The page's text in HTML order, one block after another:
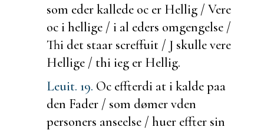
som eder kallede oc er Hellig / Vere
oc i hellige / i al eders omgengelse /
Thi det staar screffuit / J skulle vere
Hellige / thi ieg er Hellig.
Leuit. 19. Oc effterdi at i kalde paa
den Fader / som dømer vden
personers anseelse / huer effter sin